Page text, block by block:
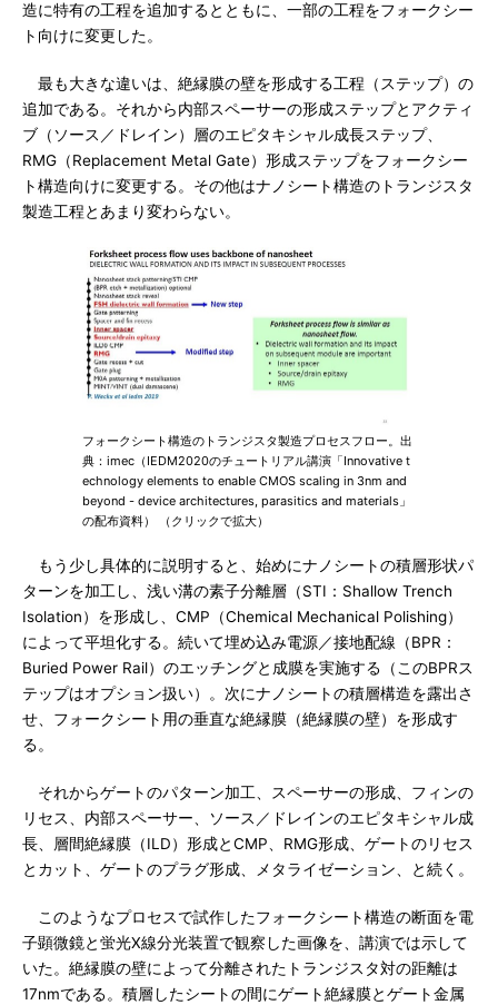
造に特有の工程を追加するとともに、一部の工程をフォークシー
ト向けに変更した。
最も大きな違いは、絶縁膜の壁を形成する工程（ステップ）の
追加である。それから内部スペーサーの形成ステップとアクティ
ブ（ソース／ドレイン）層のエピタキシャル成長ステップ、
RMG（Replacement Metal Gate）形成ステップをフォークシー
ト構造向けに変更する。その他はナノシート構造のトランジスタ
製造工程とあまり変わらない。
フォークシート構造のトランジスタ製造プロセスフロー。出
典：imec（IEDM2020のチュートリアル講演「Innovative t
echnology elements to enable CMOS scaling in 3nm and
beyond - device architectures, parasitics and materials」
の配布資料） （クリックで拡大）
もう少し具体的に説明すると、始めにナノシートの積層形状パ
ターンを加工し、浅い溝の素子分離層（STI：Shallow Trench
Isolation）を形成し、CMP（Chemical Mechanical Polishing）
によって平坦化する。続いて埋め込み電源／接地配線（BPR：
Buried Power Rail）のエッチングと成膜を実施する（このBPRス
テップはオプション扱い）。次にナノシートの積層構造を露出さ
せ、フォークシート用の垂直な絶縁膜（絶縁膜の壁）を形成す
る。
それからゲートのパターン加工、スペーサーの形成、フィンの
リセス、内部スペーサー、ソース／ドレインのエピタキシャル成
長、層間絶縁膜（ILD）形成とCMP、RMG形成、ゲートのリセス
とカット、ゲートのプラグ形成、メタライゼーション、と続く。
このようなプロセスで試作したフォークシート構造の断面を電
子顕微鏡と蛍光X線分光装置で観察した画像を、講演では示して
いた。絶縁膜の壁によって分離されたトランジスタ対の距離は
17nmである。積層したシートの間にゲート絶縁膜とゲート金属